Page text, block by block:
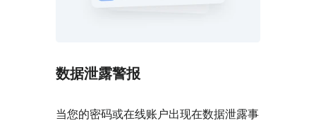
数据泄露警报
当您的密码或在线账户出现在数据泄露事